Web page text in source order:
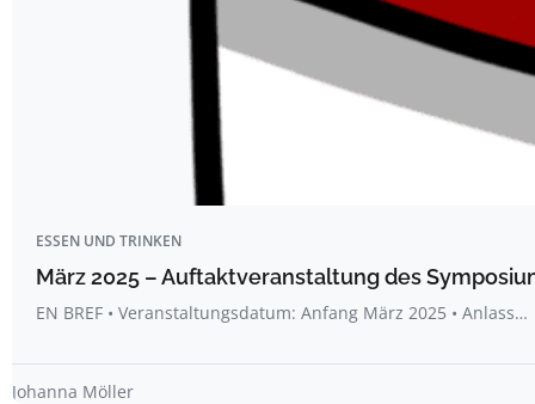
ESSEN UND TRINKEN
März 2025 – Auftaktveranstaltung des
EN BREF • Veranstaltungsdatum: Anfang März 2025 • Anlass…
Johanna Möller